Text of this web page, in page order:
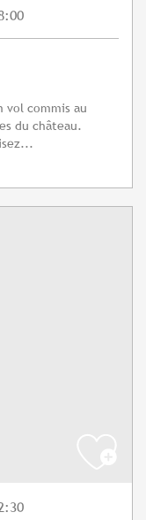
vol commis au
du château.